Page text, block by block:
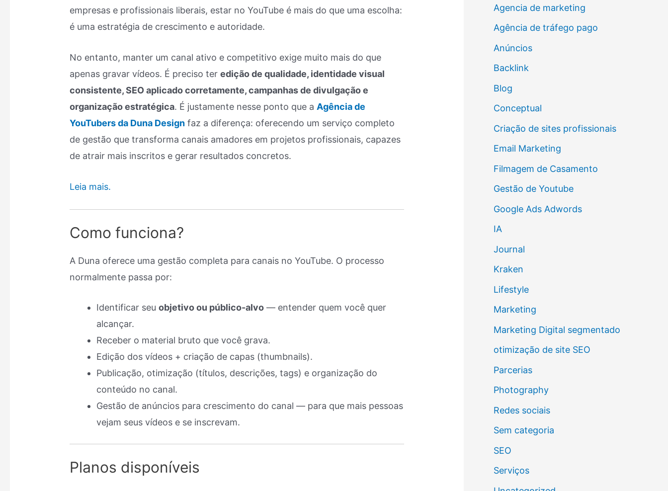
empresas e profissionais liberais, estar no YouTube é mais do que uma escolha:
é uma estratégia de crescimento e autoridade.
No entanto, manter um canal ativo e competitivo exige muito mais do que
apenas gravar vídeos. É preciso teredição de qualidade, identidade visual
consistente, SEO aplicado corretamente, campanhas de divulgação e
organização estratégica. É justamente nesse ponto que a Agência de
YouTubers da Duna Design faz a diferença: oferecendo um serviço completo
de gestão que transforma canais amadores em projetos profissionais, capazes
de atrair mais inscritos e gerar resultados concretos.
Leia mais.
Como funciona?
A Duna oferece uma gestão completa para canais no YouTube. O processo
normalmente passa por:
Identificar seuobjetivo ou público-alvo — entender quem você quer
alcançar.
Receber o material bruto que você grava.
Edição dos vídeos + criação de capas (thumbnails).
Publicação, otimização (títulos, descrições, tags) e organização do
conteúdo no canal.
Gestão de anúncios para crescimento do canal — para que mais pessoas
vejam seus vídeos e se inscrevam.
Planos disponíveis
Agencia de marketing
Agência de tráfego pago
Anúncios
Backlink
Blog
Conceptual
Criação de sites profissionais
Email Marketing
Filmagem de Casamento
Gestão de Youtube
Google Ads Adwords
IA
Journal
Kraken
Lifestyle
Marketing
Marketing Digital segmentado
otimização de site SEO
Parcerias
Photography
Redes sociais
Sem categoria
SEO
Serviços